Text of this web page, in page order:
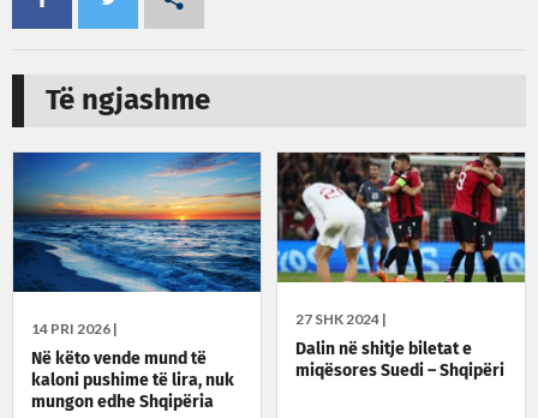
Të ngjashme
14 PRI 2026 |
Në këto vende mund të
kaloni pushime të lira, nuk
mungon edhe Shqipëria
27 SHK 2024 |
Dalin në shitje biletat e
miqësores Suedi – Shqipëri